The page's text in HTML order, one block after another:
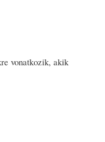
vonatkozik, akik